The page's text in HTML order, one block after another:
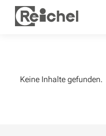
Keine Inhalte gefunden.